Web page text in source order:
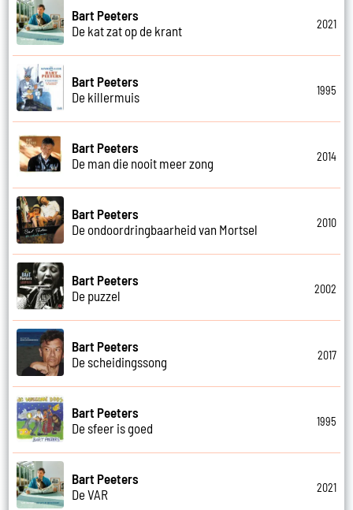
Bart Peeters
De kat zat op de krant
2021
Bart Peeters
De killermuis
1995
Bart Peeters
De man die nooit meer zong
2014
Bart Peeters
De ondoordringbaarheid van Mortsel
2010
Bart Peeters
De puzzel
2002
Bart Peeters
De scheidingssong
2017
Bart Peeters
De sfeer is goed
1995
Bart Peeters
De VAR
2021